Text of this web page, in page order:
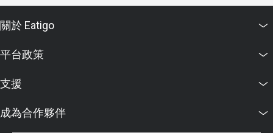
【SAVVY 炙燒阿拉斯加帝王蟹龍蝦自助晚餐盛宴】
價錢：成人$778
SAVVY奉上火熱燒烤主題自助晚餐，食材珍貴豐盛，廚
關於 Eatigo
平台政策
支援
成為合作夥伴